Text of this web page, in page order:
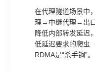
在代理隧道场景中
理→中继代理→出
降低内部转发延迟
低延迟要求的爬虫
RDMA是“杀手锏”。